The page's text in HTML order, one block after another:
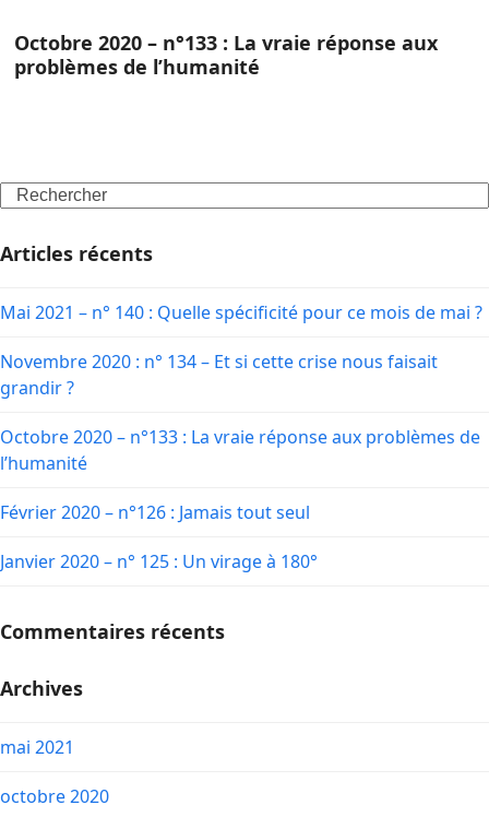
Octobre 2020 – n°133 : La vraie réponse aux
problèmes de l’humanité
Search
Articles récents
Mai 2021 – n° 140 : Quelle spécificité pour ce mois de mai ?
Novembre 2020 : n° 134 – Et si cette crise nous faisait
grandir ?
Octobre 2020 – n°133 : La vraie réponse aux problèmes de
l’humanité
Février 2020 – n°126 : Jamais tout seul
Janvier 2020 – n° 125 : Un virage à 180°
Commentaires récents
Archives
mai 2021
octobre 2020